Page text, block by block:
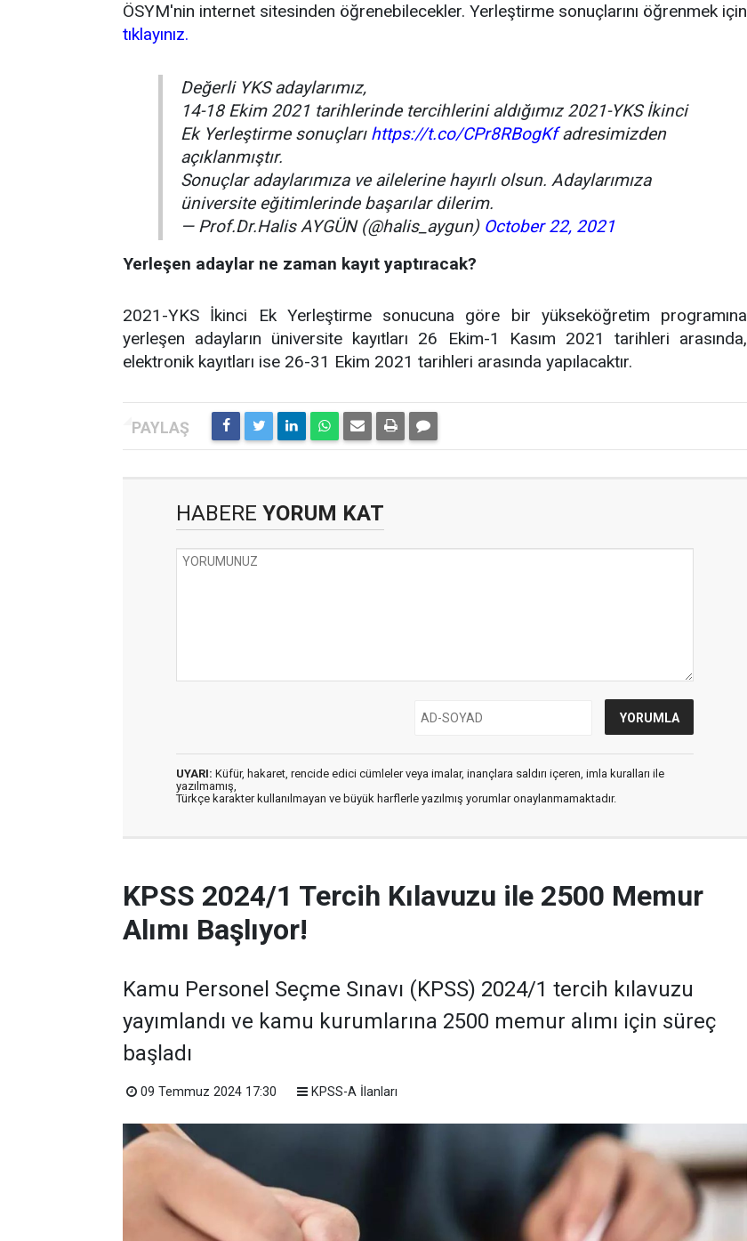
ÖSYM'nin internet sitesinden öğrenebilecekler. Yerleştirme sonuçlarını öğrenmek için
tıklayınız.
Değerli YKS adaylarımız,
14-18 Ekim 2021 tarihlerinde tercihlerini aldığımız 2021-YKS İkinci
Ek Yerleştirme sonuçları https://t.co/CPr8RBogKfadresimizden
açıklanmıştır.
Sonuçlar adaylarımıza ve ailelerine hayırlı olsun. Adaylarımıza
üniversite eğitimlerinde başarılar dilerim.
— Prof.Dr.Halis AYGÜN (@halis_aygun) October 22, 2021
Yerleşen adaylar ne zaman kayıt yaptıracak?
2021-YKS İkinci Ek Yerleştirme sonucuna göre bir yükseköğretim programına
yerleşen adayların üniversite kayıtları 26 Ekim-1 Kasım 2021 tarihleri arasında,
elektronik kayıtları ise 26-31 Ekim 2021 tarihleri arasında yapılacaktır.
HABERE YORUM KAT
UYARI: Küfür, hakaret, rencide edici cümleler veya imalar, inançlara saldırı içeren, imla kuralları ile
yazılmamış,
Türkçe karakter kullanılmayan ve büyük harflerle yazılmış yorumlar onaylanmamaktadır.
KPSS 2024/1 Tercih Kılavuzu ile 2500 Memur
Alımı Başlıyor!
Kamu Personel Seçme Sınavı (KPSS) 2024/1 tercih kılavuzu
yayımlandı ve kamu kurumlarına 2500 memur alımı için süreç
başladı
09 Temmuz 2024 17:30 KPSS-A İlanları